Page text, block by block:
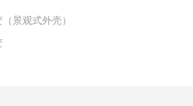
景观式外壳）